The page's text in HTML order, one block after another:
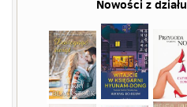
Nowości z działu